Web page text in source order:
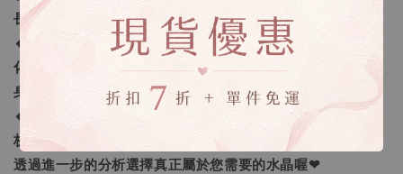
長度。
🔸客製化之範圍：我們提供的客製範圍為「手圍尺寸客製
化」及「量身需求的訂做」，還有更進一步的「生命靈數量
身訂做」。
🔸生命靈數量身訂做：採預約制線上一對一諮詢，老師將解
析生命靈數讓您更了解自己，並找到需要加強的靈數空缺，
透過進一步的分析選擇真正屬於您需要的水晶喔❤